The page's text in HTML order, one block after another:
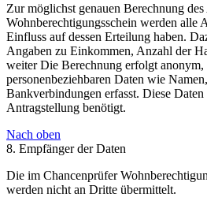
Zur möglichst genauen Berechnung
Wohnberechtigungsschein werden alle
Einfluss auf dessen Erteilung haben.
Angaben zu Einkommen, Anzahl der
weiter Die Berechnung erfolgt anonym,
personenbeziehbaren Daten wie
Bankverbindungen erfasst. Diese
Antragstellung benötigt.
Nach oben
8. Empfänger der Daten
Die im Chancenprüfer
werden nicht an Dritte übermittelt.